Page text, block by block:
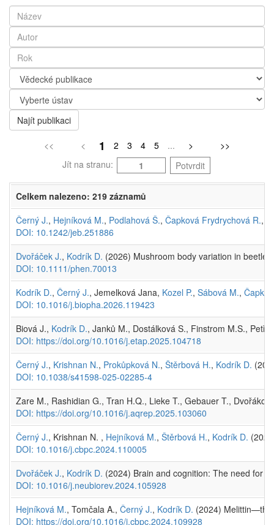
Najít publikaci
<< < 1 2 3 4 5 ... >
>>
Jít na stranu:
Potvrdit
Celkem nalezeno: 219 záznamů
Černý J., Hejníková M., Podlahová Š., Čapková Frydrychová R.,
DOI: 10.1242/jeb.251886
Dvořáček J., Kodrík D. (2026) Mushroom body variation in
DOI: 10.1111/phen.70013
Kodrík D., Černý J., Jemelková Jana, Kozel P., Sábová M.,
DOI: 10.1016/j.biopha.2026.119423
Biová J., Kodrík D., Janků M., Dostálková S., Finstrom M.S.,
DOI: https://doi.org/10.1016/j.etap.2025.104718
Černý J., Krishnan N., Prokůpková N., Štěrbová H., Kodrík D.
DOI: 10.1038/s41598-025-02285-4
Zare M., Rashidian G., Tran H.Q., Lieke T., Gebauer T.,
DOI: https://doi.org/10.1016/j.aqrep.2025.103060
Černý J., Krishnan N. , Hejníková M., Štěrbová H., Kodrík D.
DOI: 10.1016/j.cbpc.2024.110005
Dvořáček J., Kodrík D. (2024) Brain and cognition: The need for
DOI: 10.1016/j.neubiorev.2024.105928
Hejníková M., Tomčala A., Černý J., Kodrík D. (2024)
DOI: https://doi.org/10.1016/j.cbpc.2024.109928